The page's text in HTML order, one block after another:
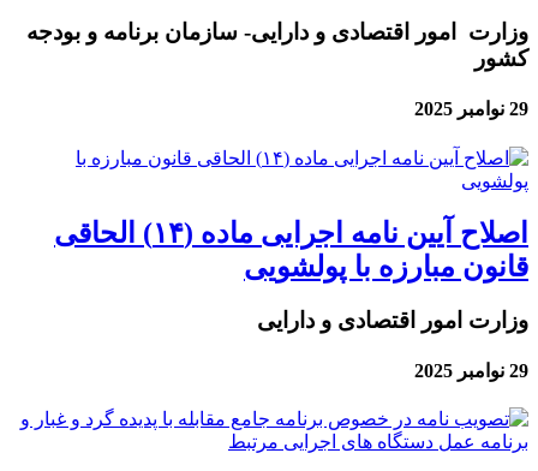
وزارت امور اقتصادی و دارایی- سازمان برنامه و بودجه
کشور
29 نوامبر 2025
اصلاح آیین نامه اجرایی ماده (۱۴) الحاقی
قانون مبارزه با پولشویی
وزارت امور اقتصادی و دارایی
29 نوامبر 2025